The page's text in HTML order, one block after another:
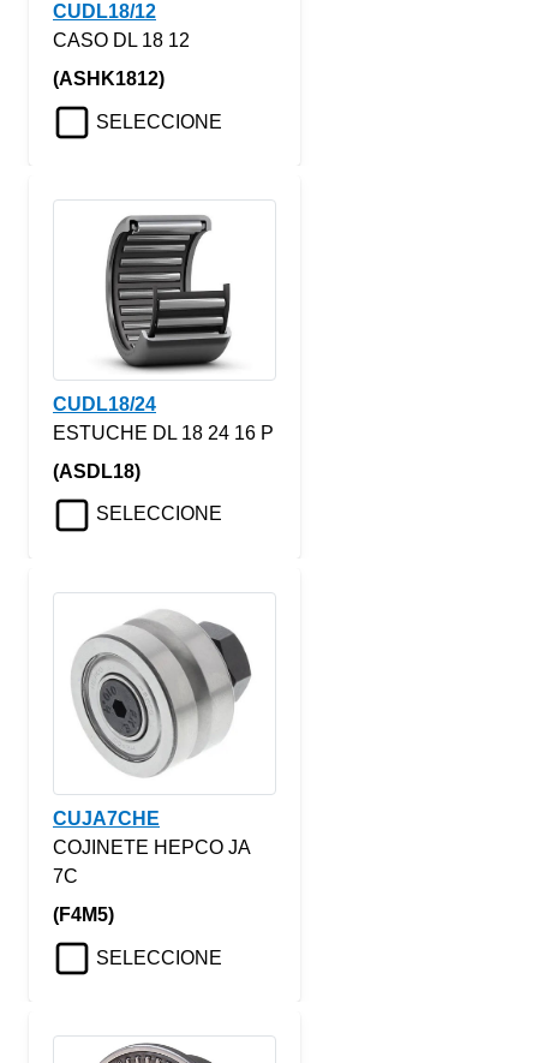
CUDL18/12
CASO DL 18 12
(ASHK1812)
SELECCIONE
CUDL18/24
ESTUCHE DL 18 24 16 P
(ASDL18)
SELECCIONE
CUJA7CHE
COJINETE HEPCO JA
7C
(F4M5)
SELECCIONE